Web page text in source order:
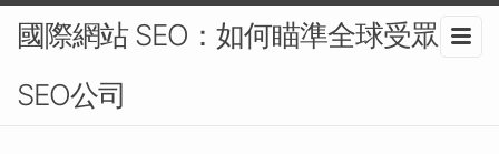
國際網站 SEO：如何瞄準全球受眾-
SEO公司